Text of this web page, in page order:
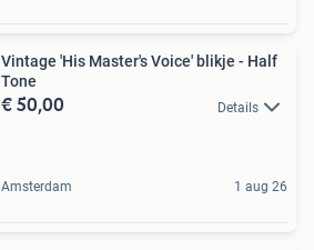
Vintage 'His Master's Voice' blikje - Half
Tone
€ 50,00 Details
Amsterdam 1 aug 26